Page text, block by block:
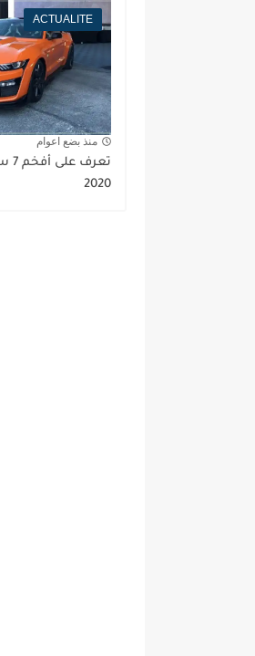
ACTUALITE
منذ بضع اعوام
2020